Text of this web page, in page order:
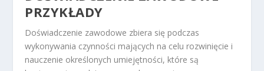
PRZYKŁADY
Doświadczenie zawodowe zbiera się podczas
wykonywania czynności mających na celu rozwinięcie i
nauczenie określonych umiejętności, które są